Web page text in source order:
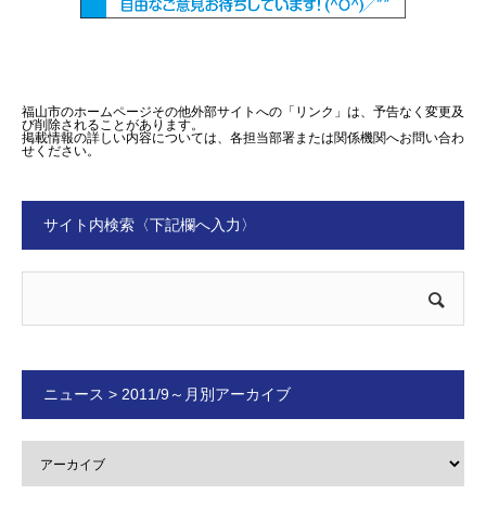
福山市のホームページその他外部サイトへの「リンク」は、予告なく変更及
び削除されることがあります。
掲載情報の詳しい内容については、各担当部署または関係機関へお問い合わ
せください。
サイト内検索〈下記欄へ入力〉
ニュース > 2011/9～月別アーカイブ